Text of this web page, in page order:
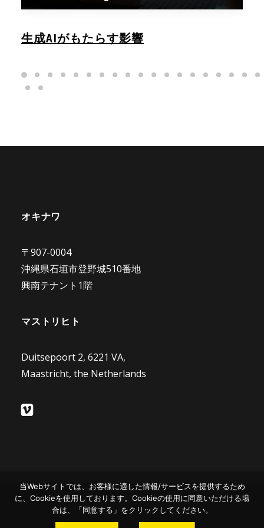
生成AIがもたらす影響
オキナワ
〒907-0004
沖縄県石垣市登野城510番地
興南テナント1階
マストリヒト
Duitsepoort 2, 6221 VA,
Maastricht, the Netherlands
© 2026 Genki Brothers. All rights reserved
当Webサイトでは、お客様に適した情報/サービスを提供するため
に、Cookieを使用しております。Cookieの使用に同意いただける場
合は、「同意する」をクリックしてください。